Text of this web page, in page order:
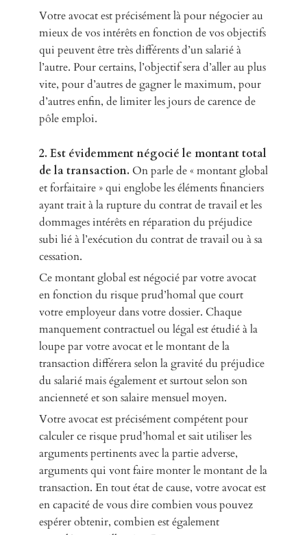
Votre avocat est précisément là pour négocier au
mieux de vos intérêts en fonction de vos objectifs
qui peuvent être très différents d’un salarié à
l’autre. Pour certains, l’objectif sera d’aller au plus
vite, pour d’autres de gagner le maximum, pour
d’autres enfin, de limiter les jours de carence de
pôle emploi.
2. Est évidemment négocié le montant total
de la transaction. On parle de « montant global
et forfaitaire » qui englobe les éléments financiers
ayant trait à la rupture du contrat de travail et les
dommages intérêts en réparation du préjudice
subi lié à l’exécution du contrat de travail ou à sa
cessation.
Ce montant global est négocié par votre avocat
en fonction du risque prud’homal que court
votre employeur dans votre dossier. Chaque
manquement contractuel ou légal est étudié à la
loupe par votre avocat et le montant de la
transaction différera selon la gravité du préjudice
du salarié mais également et surtout selon son
ancienneté et son salaire mensuel moyen.
Votre avocat est précisément compétent pour
calculer ce risque prud’homal et sait utiliser les
arguments pertinents avec la partie adverse,
arguments qui vont faire monter le montant de la
transaction. En tout état de cause, votre avocat est
en capacité de vous dire combien vous pouvez
espérer obtenir, combien est également